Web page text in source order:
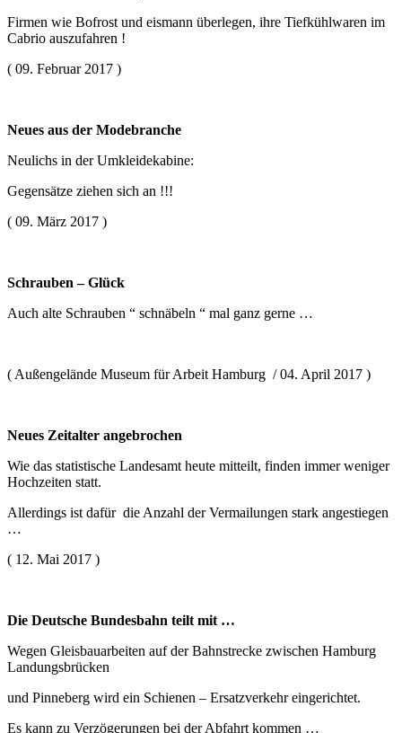
Firmen wie Bofrost und eismann überlegen, ihre Tiefkühlwaren im
Cabrio auszufahren !
( 09. Februar 2017 )
Neues aus der Modebranche
Neulichs in der Umkleidekabine:
Gegensätze ziehen sich an !!!
( 09. März 2017 )
Schrauben – Glück
Auch alte Schrauben “ schnäbeln “ mal ganz gerne …
( Außengelände Museum für Arbeit Hamburg / 04. April 2017 )
Neues Zeitalter angebrochen
Wie das statistische Landesamt heute mitteilt, finden immer weniger
Hochzeiten statt.
Allerdings ist dafür die Anzahl der Vermailungen stark angestiegen
…
( 12. Mai 2017 )
Die Deutsche Bundesbahn teilt mit …
Wegen Gleisbauarbeiten auf der Bahnstrecke zwischen Hamburg
Landungsbrücken
und Pinneberg wird ein Schienen – Ersatzverkehr eingerichtet.
Es kann zu Verzögerungen bei der Abfahrt kommen …